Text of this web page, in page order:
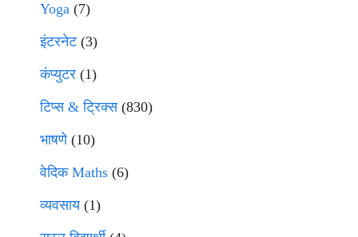
Yoga (7)
इंटरनेट(3)
कंप्युटर (1)
टिप्स & ट्रिक्स(830)
भाषणे(10)
वेदिक Maths (6)
व्यवसाय(1)